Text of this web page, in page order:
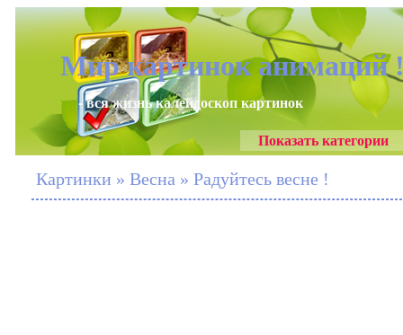
Мир картинок анимаций
- вся жизнь калейдоскоп картинок
Показать категории
Картинки » Весна » Радуйтесь весне !